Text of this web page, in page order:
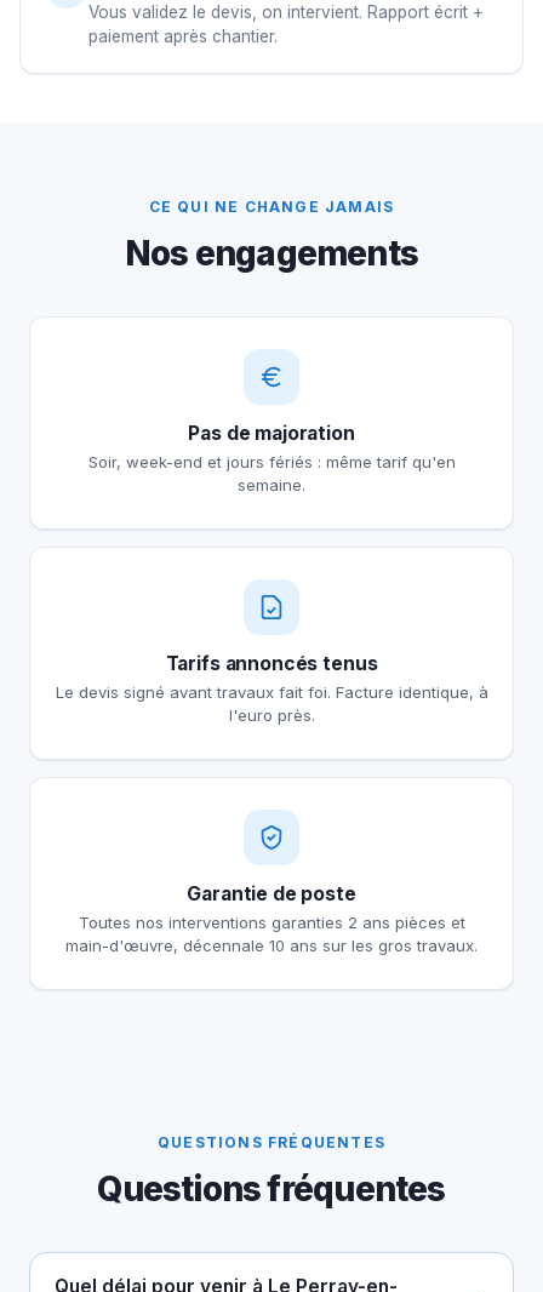
Vous validez le devis, on intervient. Rapport écrit +
paiement après chantier.
CE QUI NE CHANGE JAMAIS
Nos engagements
Pas de majoration
Soir, week-end et jours fériés : même tarif qu'en
semaine.
Tarifs annoncés tenus
Le devis signé avant travaux fait foi. Facture identique, à
l'euro près.
Garantie de poste
Toutes nos interventions garanties 2 ans pièces et
main-d'œuvre, décennale 10 ans sur les gros travaux.
QUESTIONS FRÉQUENTES
Questions fréquentes
Quel délai pour venir à Le Perray-en-